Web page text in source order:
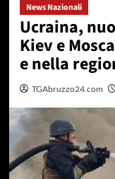
News Nazionali
Ucraina,
Kiev e
e nella
TGAbruzzo24.com